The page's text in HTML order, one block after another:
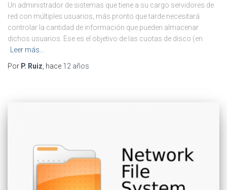
Un administrador de sistemas que tiene a su cargo servidores de
red con múltiples usuarios, más pronto que tarde necesitará
controlar la cantidad de información que pueden almacenar
dichos usuarios. Ese es el objetivo de las cuotas de disco (en
Leer más…
Por P. Ruiz , hace 12 años